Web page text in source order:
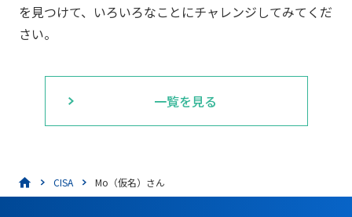
を見つけて、いろいろなことにチャレンジしてみてくだ
さい。
一覧を見る
CISA Mo（仮名）さん